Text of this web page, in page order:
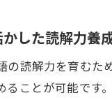
した読解力養
の読解力を育むた
ることが可能です